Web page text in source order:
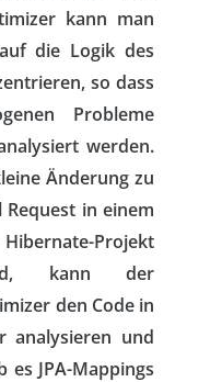
kann man
die Logik des
so dass
Probleme
werden.
Änderung zu
in einem
Projekt
kann der
den Code in
analysieren und
JPA-Mappings